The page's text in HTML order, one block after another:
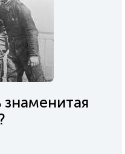
знаменитая